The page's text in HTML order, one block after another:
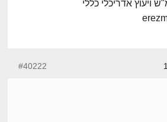
ויעוץ אדריכלי כללי
#40222